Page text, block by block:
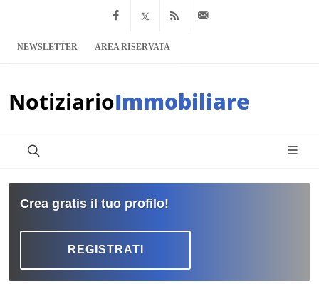
Facebook
x.com Feed RSS
NEWSLETTER AREA RISERVATA
NotiziarioImmobiliare
Crea gratis il tuo profilo!
REGISTRATI